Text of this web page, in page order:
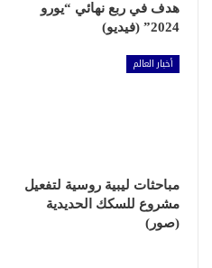
هدف في ربع نهائي “يورو
2024” (فيديو)
أخبار العالم
مباحثات ليبية روسية لتفعيل
مشروع للسكك الحديدية
(صور)